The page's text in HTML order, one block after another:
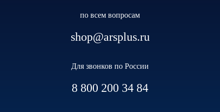
по всем вопросам
shop@arsplus.ru
Для звонков по России
8 800 200 34 84